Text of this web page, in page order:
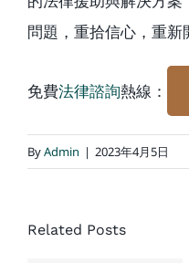
問題，重拾信心，重新
免費法律諮詢熱線：
ByAdmin | 2023年4月5日
Related Posts